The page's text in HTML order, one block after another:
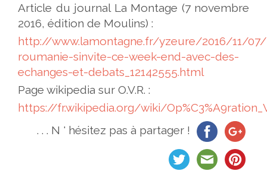
Article du journal La Montage (7 novembre
2016, édition de Moulins) :
http://www.lamontagne.fr/yzeure/2016/11/
roumanie-sinvite-ce-week-end-avec-des-
echanges-et-debats_12142555.html
Page wikipedia sur O.V.R. :
https://fr.wikipedia.org/wiki/
. . . N ' hésitez pas à partager !